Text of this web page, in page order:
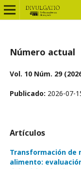
Número actual
Vol. 10 Núm. 29
Publicado: 2026-07-
Artículos
Transformación de
alimento: